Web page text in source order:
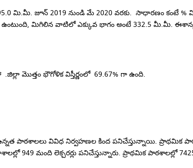
మి.మీ. జూన్ 2019 నుండి మే 2020 వరకు. సాధారణం కంటే %
ఉంటుంది, మిగిలిన వాటిలో ఎక్కువ భాగం అంటే 332.5 మీ.మీ.
.జిల్లా మొత్తం భౌగోళిక విస్తీర్ణంలో 69.67% గా ఉంది.
పాఠశాలలు వివిధ నిర్వహణల కింద పనిచేస్తున్నాయి. ప్రాథమిక
949 మంది లెక్చరర్లు పనిచేస్తున్నారు. ప్రాథమిక పాఠశాలల్లో